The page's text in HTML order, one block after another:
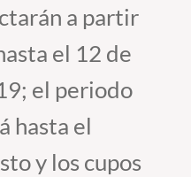
a partir
el 12 de
el periodo
hasta el
y los cupos